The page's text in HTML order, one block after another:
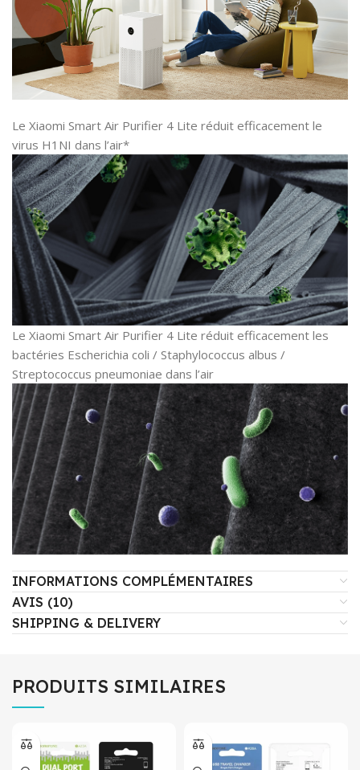
Le Xiaomi Smart Air Purifier 4 Lite réduit efficacement le
virus H1NI dans l’air*
Le Xiaomi Smart Air Purifier 4 Lite réduit efficacement les
bactéries Escherichia coli / Staphylococcus albus /
Streptococcus pneumoniae dans l’air
INFORMATIONS COMPLÉMENTAIRES
AVIS (10)
SHIPPING & DELIVERY
PRODUITS SIMILAIRES